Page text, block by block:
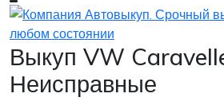
Выкуп VW
Неисправные